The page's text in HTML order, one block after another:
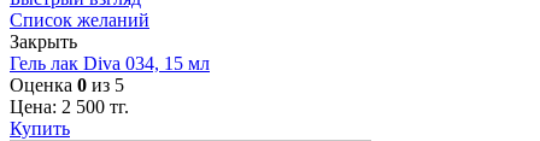
Список желаний
Закрыть
Гель лак Diva 034, 15 мл
Оценка 0 из 5
Цена: 2 500 тг.
Купить